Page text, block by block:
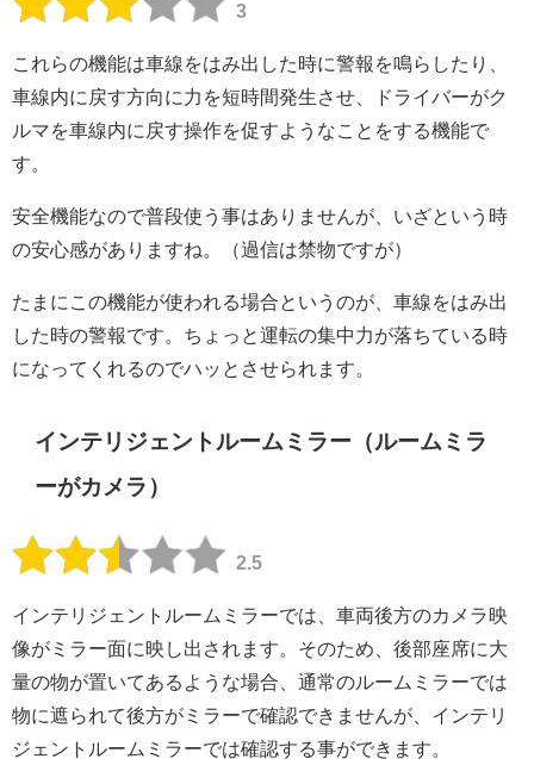
3
これらの機能は車線をはみ出した時に警報を鳴らしたり、
車線内に戻す方向に力を短時間発生させ、ドライバーがク
ルマを車線内に戻す操作を促すようなことをする機能で
す。
安全機能なので普段使う事はありませんが、いざという時
の安心感がありますね。（過信は禁物ですが）
たまにこの機能が使われる場合というのが、車線をはみ出
した時の警報です。ちょっと運転の集中力が落ちている時
になってくれるのでハッとさせられます。
インテリジェントルームミラー（ルームミラ
ーがカメラ）
2.5
インテリジェントルームミラーでは、車両後方のカメラ映
像がミラー面に映し出されます。そのため、後部座席に大
量の物が置いてあるような場合、通常のルームミラーでは
物に遮られて後方がミラーで確認できませんが、インテリ
ジェントルームミラーでは確認する事ができます。